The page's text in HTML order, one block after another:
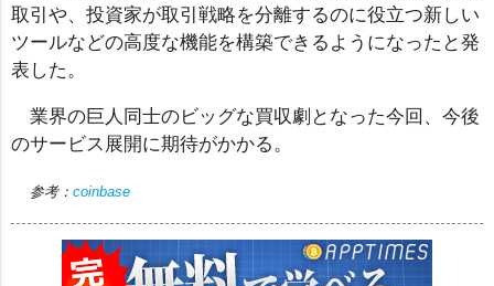
取引や、投資家が取引戦略を分離するのに役立つ新しい
ツールなどの高度な機能を構築できるようになったと発
表した。
業界の巨人同士のビッグな買収劇となった今回、今後
のサービス展開に期待がかかる。
参考： coinbase